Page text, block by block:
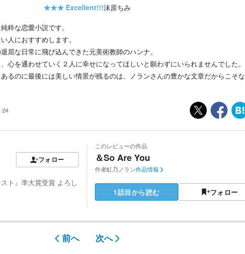
★★★ Excellent!!!沫原ちみ
粋な恋愛小説です。
人におすすめします。
屈な日常に飛び込んできた元美術教師のハンナ。
心を通わせていく２人に幸せになってほしいと願わずにいられませんでした。
るのに最後には美しい情景が残るのは、ノランさんの豊かな文章だからこそな
フォロー
ト』準大賞受賞 よろし
このレビューの作品
＆So Are You
作者虹乃ノラン作品情報
1話目から読む フォロー
前へ 次へ